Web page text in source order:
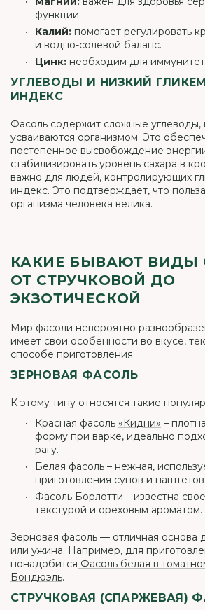
функции.
Калий: помогает регулировать
и водно-солевой баланс.
Цинк: необходим для
УГЛЕВОДЫ И НИЗКИЙ
ИНДЕКС
Фасоль содержит сложные
усваиваются организмом. Это
постепенное высвобождение
стабилизировать уровень сахара в
важно для людей, контролирующих
индекс. Это подтверждает, что
организма человека велика.
КАКИЕ БЫВАЮТ ВИДЫ
ОТ СТРУЧКОВОЙ ДО
ЭКЗОТИЧЕСКОЙ
Мир фасоли невероятно
имеет свои особенности во вкусе,
способе приготовления.
ЗЕРНОВАЯ ФАСОЛЬ
К этому типу относятся такие
Красная фасоль «Кидни» –
форму при варке, идеально
рагу.
Белая фасоль – нежная,
приготовления супов и паштетов.
Фасоль Борлотти – известна
текстурой и ореховым ароматом.
Зерновая фасоль — отличная основа
или ужина. Например, для
понадобится Фасоль белая в
Бондюэль.
СТРУЧКОВАЯ (СПАРЖЕВАЯ)